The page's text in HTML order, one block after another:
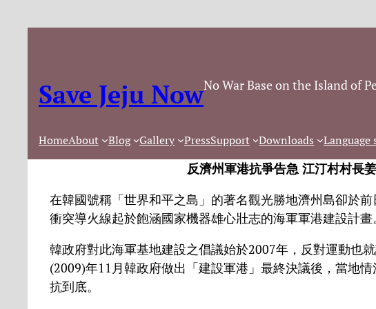
Save Jeju NowNo War Base on the Island of
HomeAbout Blog Gallery PressSupport Downloads Language
反濟州軍港抗爭告急 江汀村村長
在韓國號稱「世界和平之島」的著名觀光勝地濟州島卻於
衝突導火線起於飽涵國家機器雄心壯志的海軍軍港建設計畫。
韓政府對此海軍基地建設之倡議始於2007年，反對運動也
(2009)年11月韓政府做出「建設軍港」最終決議後，當地
抗到底。